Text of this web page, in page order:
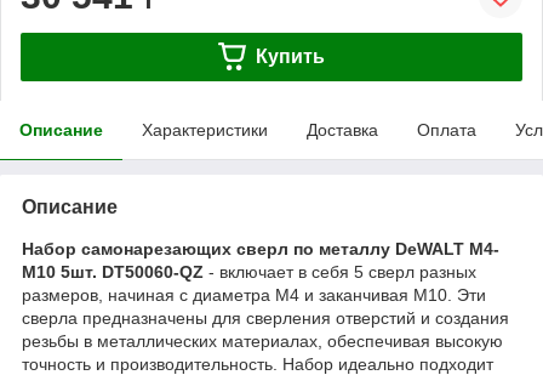
Купить
Описание Характеристики Доставка Оплата
Описание
Набор самонарезающих сверл по металлу DeWALT M4-
M10 5шт. DT50060-QZ - включает в себя 5 сверл разных
размеров, начиная с диаметра M4 и заканчивая M10. Эти
сверла предназначены для сверления отверстий и создания
резьбы в металлических материалах, обеспечивая высокую
точность и производительность. Набор идеально подходит